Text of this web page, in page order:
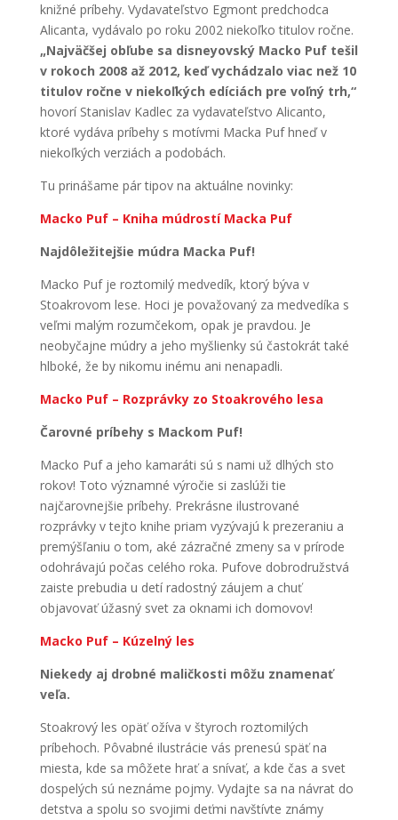
knižné príbehy. Vydavateľstvo Egmont predchodca
Alicanta, vydávalo po roku 2002 niekoľko titulov ročne.
„Najväčšej obľube sa disneyovský Macko Puf tešil
v rokoch 2008 až 2012, keď vychádzalo viac než 10
titulov ročne v niekoľkých edíciách pre voľný trh,“
hovorí Stanislav Kadlec za vydavateľstvo Alicanto,
ktoré vydáva príbehy s motívmi Macka Puf hneď v
niekoľkých verziách a podobách.
Tu prinášame pár tipov na aktuálne novinky:
Macko Puf – Kniha múdrostí Macka Puf
Najdôležitejšie múdra Macka Puf!
Macko Puf je roztomilý medvedík, ktorý býva v
Stoakrovom lese. Hoci je považovaný za medvedíka s
veľmi malým rozumčekom, opak je pravdou. Je
neobyčajne múdry a jeho myšlienky sú častokrát také
hlboké, že by nikomu inému ani nenapadli.
Macko Puf – Rozprávky zo Stoakrového lesa
Čarovné príbehy s Mackom Puf!
Macko Puf a jeho kamaráti sú s nami už dlhých sto
rokov! Toto významné výročie si zaslúži tie
najčarovnejšie príbehy. Prekrásne ilustrované
rozprávky v tejto knihe priam vyzývajú k prezeraniu a
premýšľaniu o tom, aké zázračné zmeny sa v prírode
odohrávajú počas celého roka. Pufove dobrodružstvá
zaiste prebudia u detí radostný záujem a chuť
objavovať úžasný svet za oknami ich domovov!
Macko Puf – Kúzelný les
Niekedy aj drobné maličkosti môžu znamenať
veľa.
Stoakrový les opäť ožíva v štyroch roztomilých
príbehoch. Pôvabné ilustrácie vás prenesú späť na
miesta, kde sa môžete hrať a snívať, a kde čas a svet
dospelých sú neznáme pojmy. Vydajte sa na návrat do
detstva a spolu so svojimi deťmi navštívte známy